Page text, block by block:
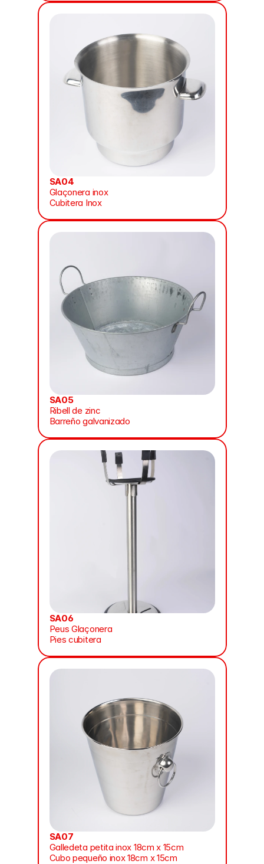
SA04
Glaçonera inox
Cubitera Inox
SA05
Ribell de zinc
Barreño galvanizado
SA06
Peus Glaçonera
Pies cubitera
SA07
Galledeta petita inox 18cm x 15cm
Cubo pequeño inox 18cm x 15cm